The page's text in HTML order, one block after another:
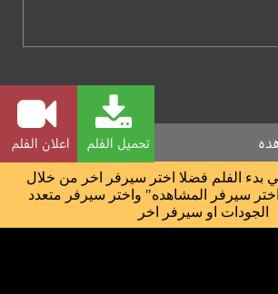
تحميل الفلم اعلان الفلم
بدء الفلم فضلا اختر سيرفر اخر من خلال
سيرفر المشاهده" واختر سيرفر متعدد
الجودات او سيرفر اخر